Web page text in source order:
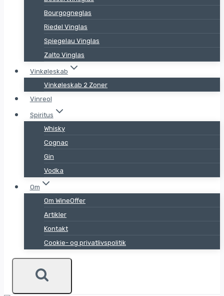
Bourgogneglas
Riedel Vinglas
Spiegelau Vinglas
Zalto Vinglas
Vinkøleskab
Vinkøleskab 2 Zoner
Vinreol
Spiritus
Whisky
Cognac
Gin
Vodka
Om
Om WineOffer
Artikler
Kontakt
Cookie- og privatlivspolitik